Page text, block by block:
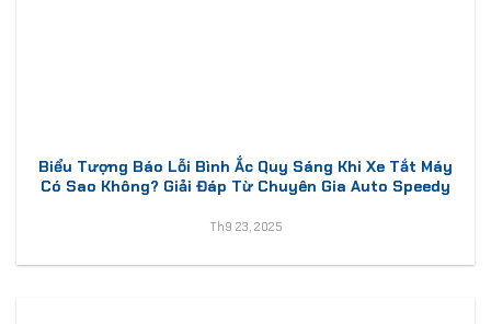
Biểu Tượng Báo Lỗi Bình Ắc Quy Sáng Khi Xe Tắt Máy
Có Sao Không? Giải Đáp Từ Chuyên Gia Auto Speedy
Th9 23, 2025